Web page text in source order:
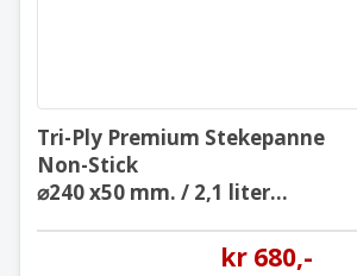
Tri-Ply Premium Stekepanne
Non-Stick
⌀240 x50 mm. / 2,1 liter
kr 680,-